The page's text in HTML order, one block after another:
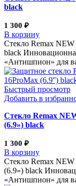
black
1 300 ₽
В корзину
Стекло Remax
black
«Антишпион» для
Быстрый просмотр
Добавить в
Стекло Remax
(6.9») black
1 300 ₽
В корзину
Стекло Remax
(6.9») black
«Антишпион» для